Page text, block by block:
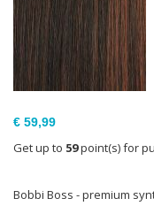
Bobbi Boss - premium
€ 59,99
Get up to 59point(s) for